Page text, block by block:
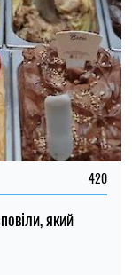
420
який